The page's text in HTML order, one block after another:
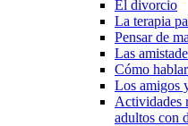
El divorcio
La terapia
Pensar de
Las
Cómo
Los amigos
Actividades
adultos con